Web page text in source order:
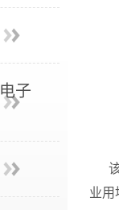
子
业用